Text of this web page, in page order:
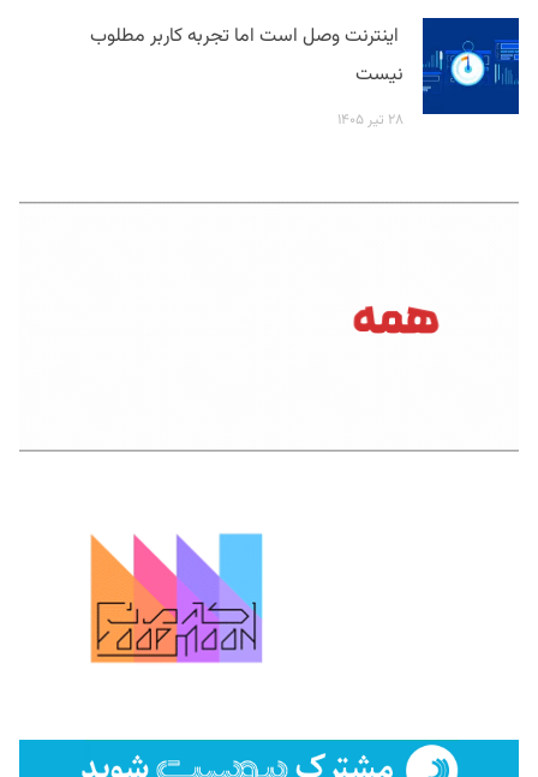
اینترنت وصل است اما تجربه کاربر مطلوب
نیست
۲۸ تیر ۱۴۰۵